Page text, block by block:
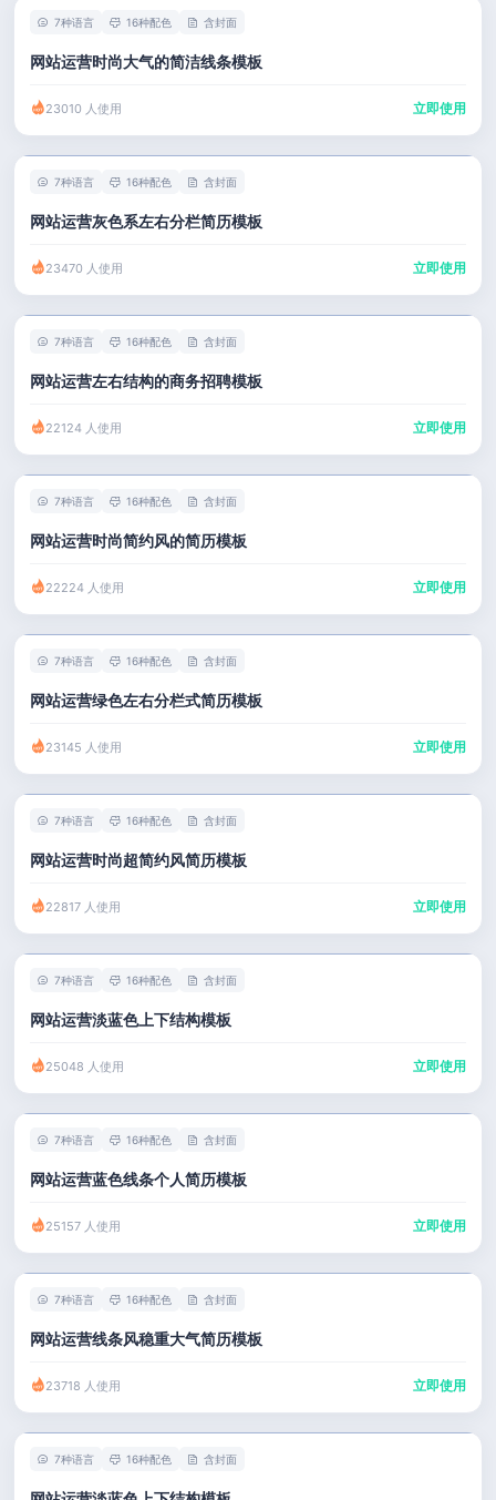
7种语言 16种配色 含封面
网站运营时尚大气的简洁线条模板
23010 人使用 立即使用
7种语言 16种配色 含封面
网站运营灰色系左右分栏简历模板
23470 人使用 立即使用
7种语言 16种配色 含封面
网站运营左右结构的商务招聘模板
22124 人使用 立即使用
7种语言 16种配色 含封面
网站运营时尚简约风的简历模板
22224 人使用 立即使用
7种语言 16种配色 含封面
网站运营绿色左右分栏式简历模板
23145 人使用 立即使用
7种语言 16种配色 含封面
网站运营时尚超简约风简历模板
22817 人使用 立即使用
7种语言 16种配色 含封面
网站运营淡蓝色上下结构模板
25048 人使用 立即使用
7种语言 16种配色 含封面
网站运营蓝色线条个人简历模板
25157 人使用 立即使用
7种语言 16种配色 含封面
网站运营线条风稳重大气简历模板
23718 人使用 立即使用
7种语言 16种配色 含封面